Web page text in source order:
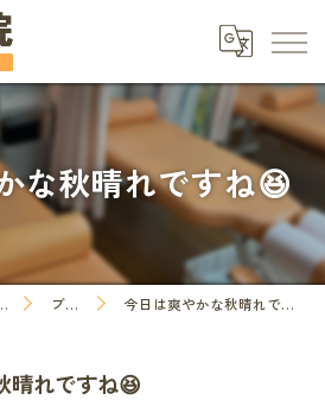
な秋晴れですね😆
大和整骨院 ブログ 今日は爽やかな秋晴れですね😆
晴れですね😆